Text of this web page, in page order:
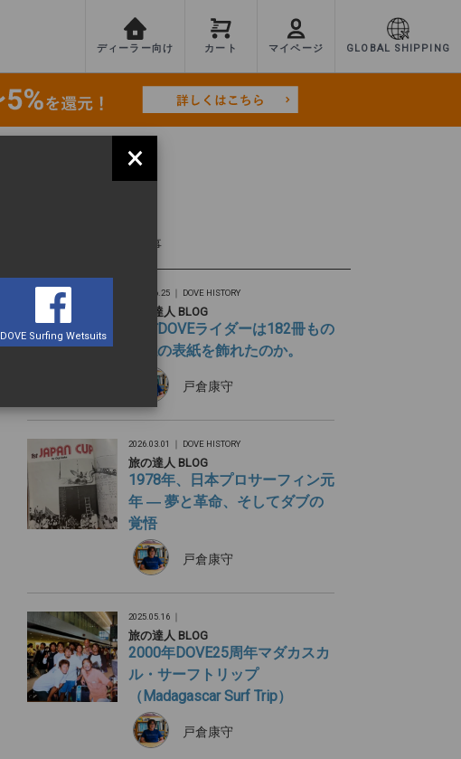
ディーラー向け カート マイページ GLOBAL SHIPPING
最新記事
2026.06.25 ｜ DOVE HISTORY
旅の達人 BLOG
なぜDOVEライダーは182冊もの
雑誌の表紙を飾れたのか。
戸倉康守
2026.03.01 ｜ DOVE HISTORY
旅の達人 BLOG
1978年、日本プロサーフィン元
年 ― 夢と革命、そしてダブの
覚悟
戸倉康守
2025.05.16 ｜
旅の達人 BLOG
2000年DOVE25周年マダカスカ
ル・サーフトリップ
（Madagascar Surf Trip）
戸倉康守
×
DOVE Surfing Wetsuits